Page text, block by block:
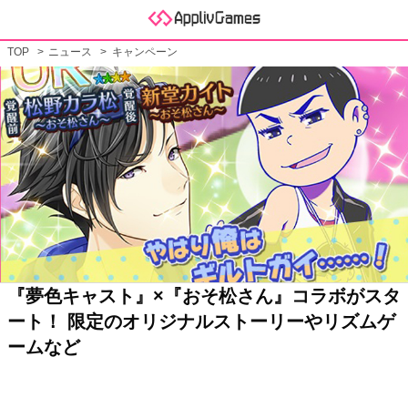
TOP ニュース キャンペーン
『夢色キャスト』×『おそ松さん』コラボがスタ
ート！ 限定のオリジナルストーリーやリズムゲ
ームなど